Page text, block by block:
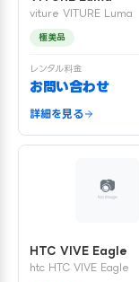
viture VITURE Luma
極美品
レンタル料金
お問い合わせ
詳細を見る
HTC VIVE Eagle
htc HTC VIVE Eagle